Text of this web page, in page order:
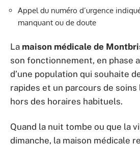
Appel du numéro d’urgence
manquant ou de doute
La maison médicale de
son fonctionnement, en phase
d’une population qui souhaite
rapides et un parcours de soins
hors des horaires habituels.
Quand la nuit tombe ou que la
dimanche, la maison médicale